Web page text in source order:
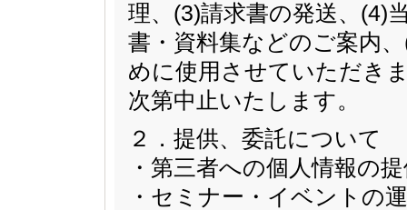
理、(3)請求書の発送、(4)
書・資料集などのご案内
めに使用させていただき
次第中止いたします。
２．提供、委託について
・第三者への個人情報の
・セミナー・イベントの